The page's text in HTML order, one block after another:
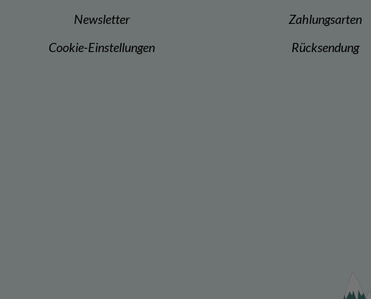
Newsletter
Cookie-Einstellungen
Zahlungsarten
Rücksendung